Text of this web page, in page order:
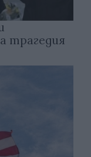
трагедия